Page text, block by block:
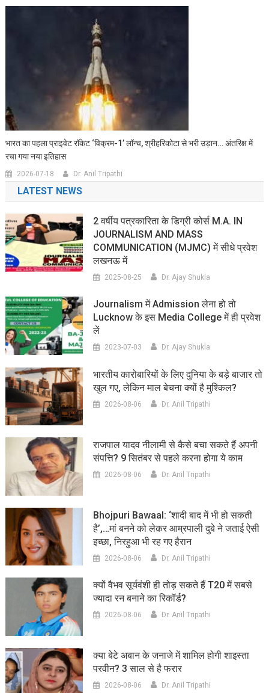
भारत का पहला प्राइवेट रॉकेट ‘विक्रम-1’ लॉन्च, श्रीहरिकोटा से भरी उड़ान… अंतरिक्ष में
रचा गया नया इतिहास
2026-07-18 Dr. Anil Tripathi
LATEST NEWS
2 वर्षीय पत्रकारिता के डिग्री कोर्स M.A. IN
JOURNALISM AND MASS
COMMUNICATION (MJMC) में सीधे प्रवेश
लखनऊ में
2025-08-25 Dr. Ajay Shukla
Journalism में Admission लेना हो तो
Lucknow के इस Media College में ही प्रवेश
लें
2023-07-03 Dr. Ajay Shukla
भारतीय कारोबारियों के लिए दुनिया के बड़े बाजार तो
खुल गए, लेकिन माल बेचना क्यों है मुश्किल?
2026-08-06 Dr. Anil Tripathi
राजपाल यादव नीलामी से कैसे बचा सकते हैं अपनी
संपत्ति? 9 सितंबर से पहले करना होगा ये काम
2026-08-06 Dr. Anil Tripathi
Bhojpuri Bawaal: ‘शादी बाद में भी हो सकती
है’,…मां बनने को लेकर आम्रपाली दुबे ने जताई ऐसी
इच्छा, निरहुआ भी रह गए हैरान
2026-08-06 Dr. Anil Tripathi
क्यों वैभव सूर्यवंशी ही तोड़ सकते हैं T20 में सबसे
ज्यादा रन बनाने का रिकॉर्ड?
2026-08-06 Dr. Anil Tripathi
क्या बेटे अबान के जनाजे में शामिल होगी शाइस्ता
परवीन? 3 साल से है फरार
2026-08-06 Dr. Anil Tripathi